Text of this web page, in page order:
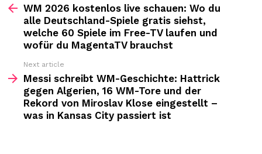
moreWM 2026 kostenlos live schauen: Wo du
alle Deutschland-Spiele gratis siehst,
welche 60 Spiele im Free-TV laufen und
wofür du MagentaTV brauchst
Next article
Messi schreibt WM-Geschichte: Hattrick
gegen Algerien, 16 WM-Tore und der
Rekord von Miroslav Klose eingestellt –
was in Kansas City passiert ist